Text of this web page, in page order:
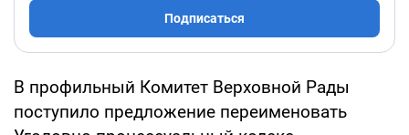
Подписаться
В профильный Комитет Верховной Рады
поступило предложение переименовать